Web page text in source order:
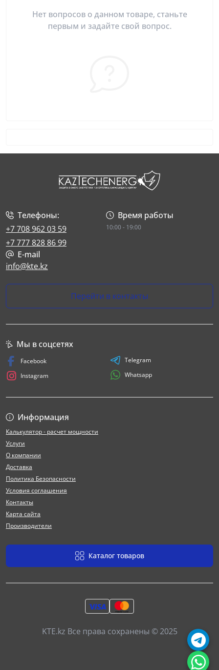
Нет вопросов о данном товаре, станьте
первым и задайте свой вопрос.
Телефоны:
+7 708 962 03 59
+7 777 828 86 99
Время работы
10:00 - 19:00
E-mail
info@kte.kz
Перейти в контакты
Информация
Калькулятор - расчет мощности
Услуги
О компании
Доставка
Политика Безопасности
Условия соглашения
Контакты
Карта сайта
Производители
Каталог товаров
Мы в соцсетях
Facebook
Instagram
Telegram
Whatsapp
KTE.kz Все права сохранены © 2025